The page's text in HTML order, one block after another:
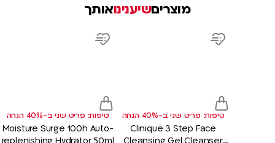
מוצריםשיענינואותך
Add
טיפוח: פריט שני ב-40% הנחה
Moisture Surge 100h Auto-
Add
טיפוח: פריט שני ב-40% הנחה
Clinique 3 Step Face